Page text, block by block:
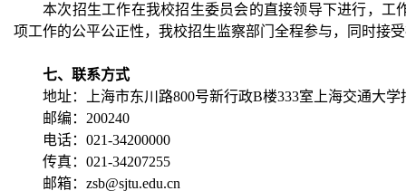
本次招生工作在我校招生委员会的直接领导下进行，
项工作的公平公正性，我校招生监察部门全程参与，同时接
七、联系方式
地址：上海市东川路800号新行政B楼333室上海交通大学
邮编：200240
电话：021-34200000
传真：021-34207255
邮箱：zsb@sjtu.edu.cn